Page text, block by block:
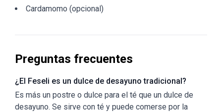
Cardamomo (opcional)
Preguntas frecuentes
¿El Feseli es un dulce de desayuno tradicional?
Es más un postre o dulce para el té que un dulce de
desayuno. Se sirve con té y puede comerse por la